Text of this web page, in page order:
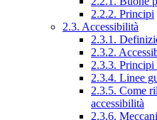
2.2.2. Principi
2.3. Accessibilità
2.3.1.
2.3.2.
2.3.3. Principi
2.3.4. Linee
2.3.5. Come
accessibilità
2.3.6.